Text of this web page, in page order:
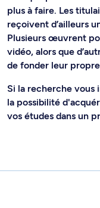
plus à faire. Les
reçoivent d’ailleurs
Plusieurs œuvrent
vidéo, alors que
de fonder leur
Si la recherche vous
la possibilité
vos études dans un